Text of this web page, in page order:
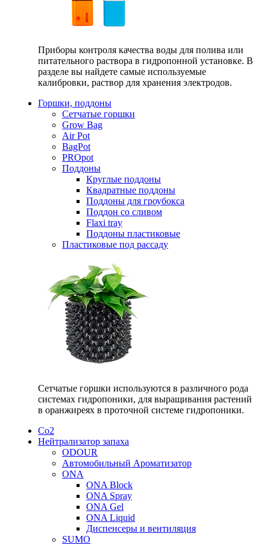
Приборы контроля качества воды для полива или
питательного раствора в гидропонной установке. В
разделе вы найдете самые используемые
калибровки, раствор для хранения электродов.
Горшки, поддоны
Сетчатые горшки
Grow Bag
Air Pot
BagPot
PROpot
Поддоны
Круглые поддоны
Квадратные поддоны
Поддоны для гроубокса
Поддон со сливом
Flaxi tray
Поддоны пластиковые
Пластиковые под рассаду
Сетчатые горшки используются в различного рода
системах гидропоники, для выращивания растений
в оранжиреях в проточной системе гидропоники.
Со2
Нейтрализатор запаха
ODOUR
Автомобильный Ароматизатор
ONA
ONA Block
ONA Spray
ONA Gel
ONA Liquid
Диспенсеры и вентиляция
SUMO